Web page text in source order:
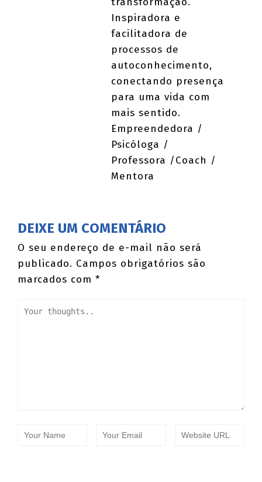
Inspiradora e
facilitadora de
processos de
autoconhecimento,
conectando presença
para uma vida com
mais sentido.
Empreendedora /
Psicóloga /
Professora /Coach /
Mentora
DEIXE UM COMENTÁRIO
O seu endereço de e-mail não será
publicado. Campos obrigatórios são
marcados com *